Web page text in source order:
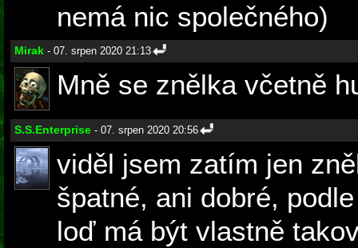
nemá nic společného)
Mirak - 07. srpen 2020 21:13
Mně se znělka včetně
S.S.Enterprise - 07. srpen 2020 20:56
viděl jsem zatím jen
špatné, ani dobré,
loď má být vlastně